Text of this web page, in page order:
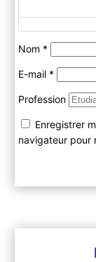
Nom *
E-mail *
Profession
Enregistrer
navigateur pour